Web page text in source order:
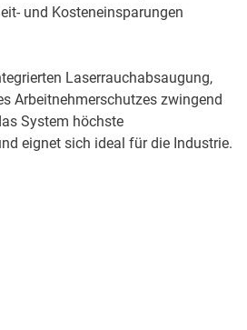
und Kosteneinsparungen
Laserrauchabsaugung,
Arbeitnehmerschutzes zwingend
System höchste
eignet sich ideal für die Industrie.